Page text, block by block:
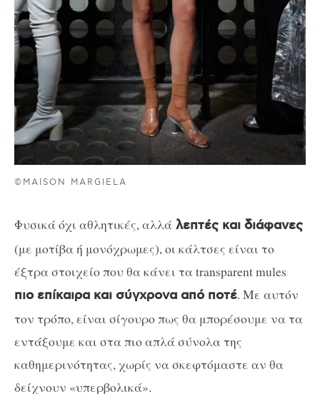
©MAISON MARGIELA
Φυσικά όχι αθλητικές, αλλά λεπτές και διάφανες
(με μοτίβα ή μονόχρωμες), οι κάλτσες είναι το
έξτρα στοιχείο που θα κάνει τα transparent mules
πιο επίκαιρα και σύγχρονα από ποτέ. Με αυτόν
τον τρόπο, είναι σίγουρο πως θα μπορέσουμε να τα
εντάξουμε και στα πιο απλά σύνολα της
καθημερινότητας, χωρίς να σκεφτόμαστε αν θα
δείχνουν «υπερβολικά».